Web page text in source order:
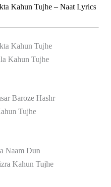
Kahun Tujhe – Naat Lyrics
Kahun Tujhe
Kahun Tujhe
Baroze Hashr
Tujhe
Naam Dun
Kahun Tujhe